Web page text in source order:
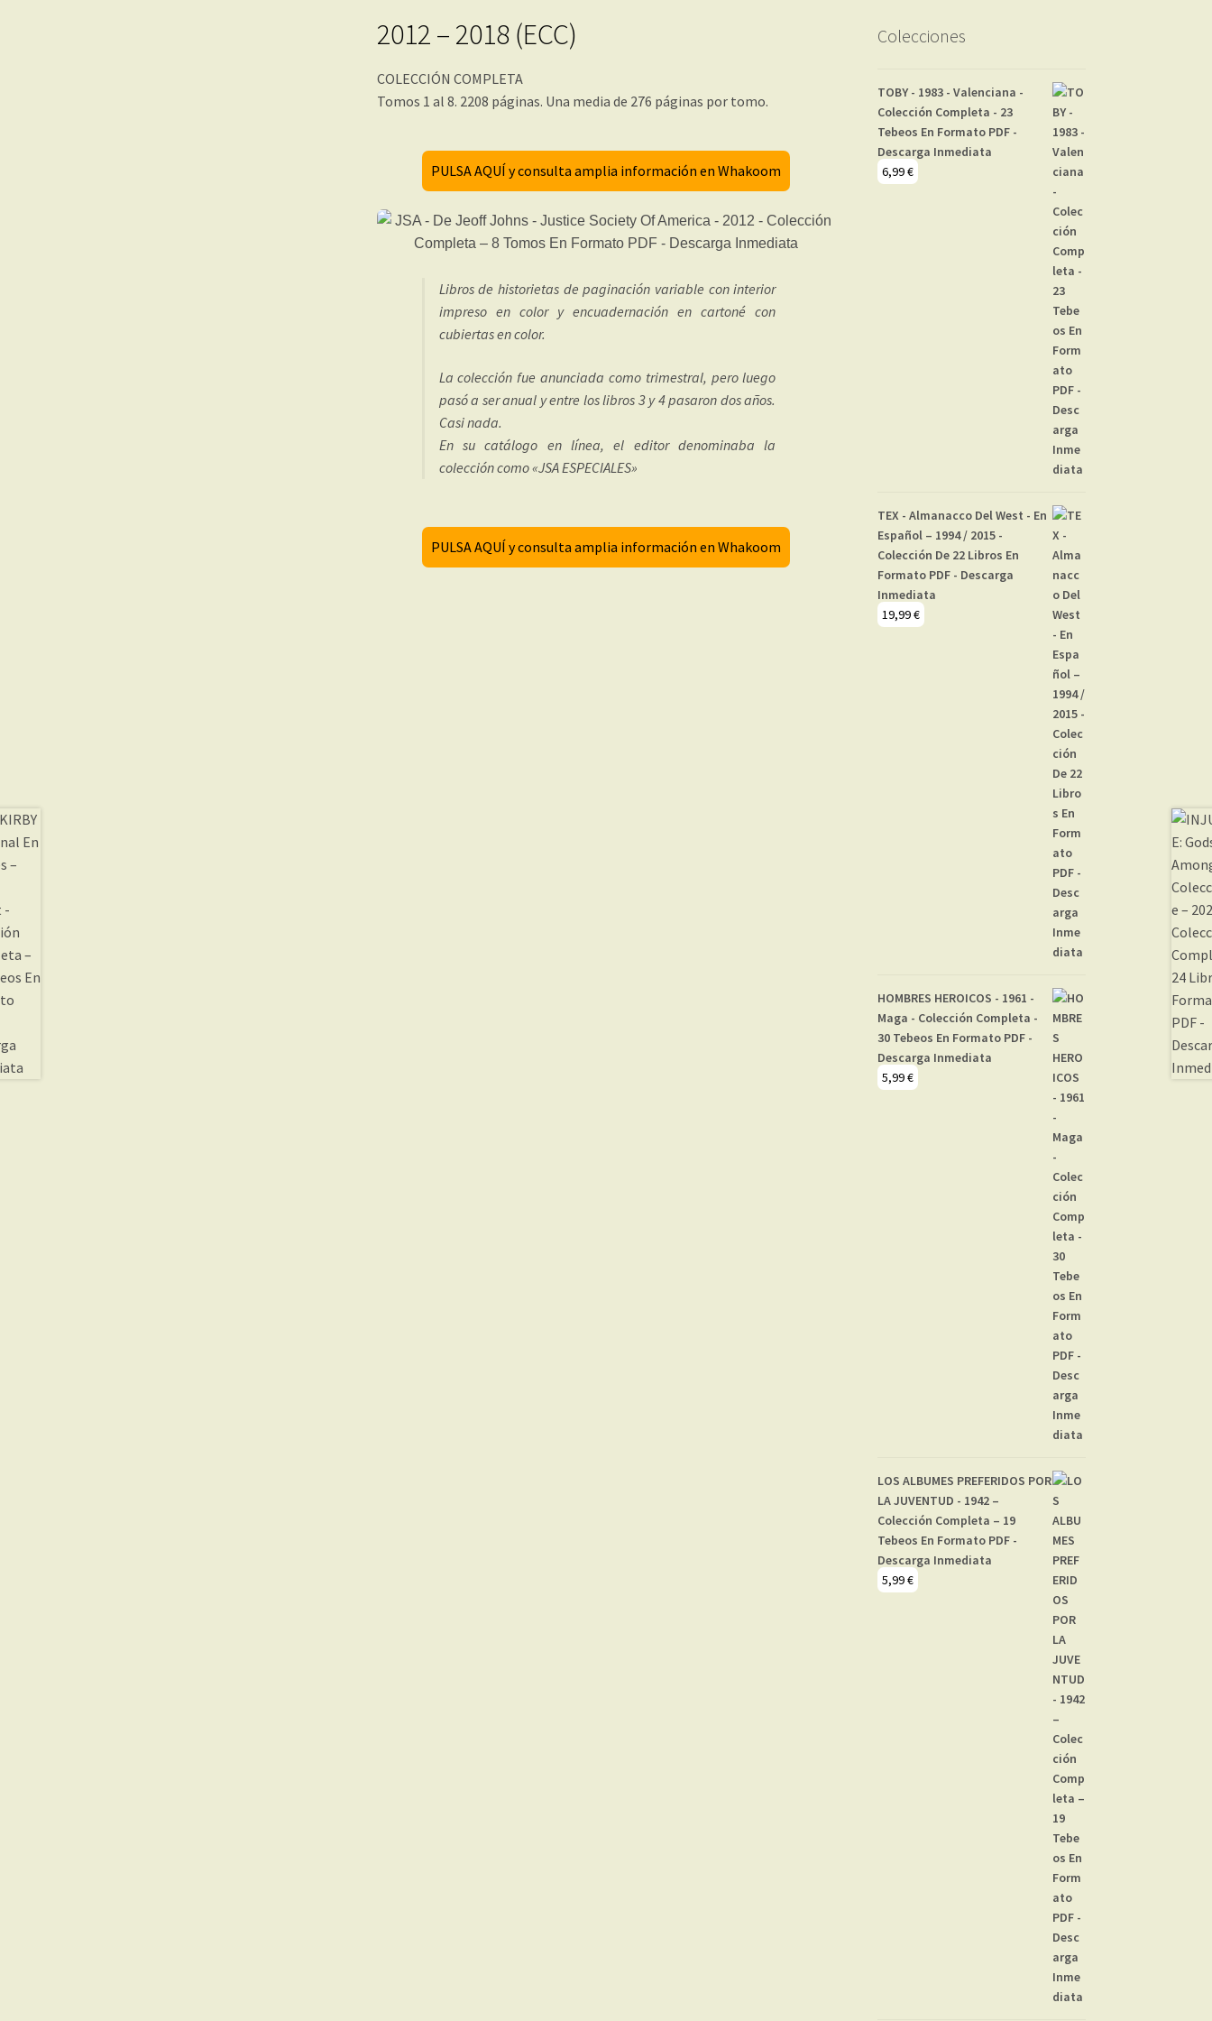
2012 – 2018 (ECC)
COLECCIÓN COMPLETA
Tomos 1 al 8. 2208 páginas. Una media de 276 páginas por tomo.
PULSA AQUÍ y consulta amplia información en Whakoom
Libros de historietas de paginación variable con interior
impreso en color y encuadernación en cartoné con
cubiertas en color.
La colección fue anunciada como trimestral, pero luego
pasó a ser anual y entre los libros 3 y 4 pasaron dos años.
Casi nada.
En su catálogo en línea, el editor denominaba la
colección como «JSA ESPECIALES»
PULSA AQUÍ y consulta amplia información en Whakoom
Colecciones
TOBY - 1983 - Valenciana -
Colección Completa - 23
Tebeos En Formato PDF -
Descarga Inmediata
6,99€
TEX - Almanacco Del West - En
Español – 1994 / 2015 -
Colección De 22 Libros En
Formato PDF - Descarga
Inmediata
19,99€
HOMBRES HEROICOS - 1961 -
Maga - Colección Completa -
30 Tebeos En Formato PDF -
Descarga Inmediata
5,99€
LOS ALBUMES PREFERIDOS POR
LA JUVENTUD - 1942 –
Colección Completa – 19
Tebeos En Formato PDF -
Descarga Inmediata
5,99€